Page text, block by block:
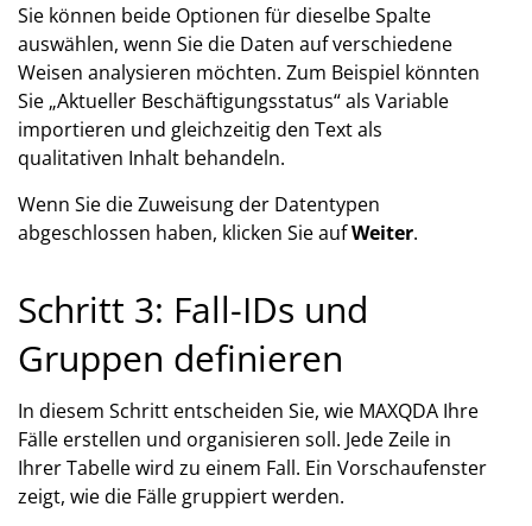
Sie können beide Optionen für dieselbe Spalte
auswählen, wenn Sie die Daten auf verschiedene
Weisen analysieren möchten. Zum Beispiel könnten
Sie „Aktueller Beschäftigungsstatus“ als Variable
importieren und gleichzeitig den Text als
qualitativen Inhalt behandeln.
Wenn Sie die Zuweisung der Datentypen
abgeschlossen haben, klicken Sie aufWeiter.
Schritt 3: Fall-IDs und
Gruppen definieren
In diesem Schritt entscheiden Sie, wie MAXQDA Ihre
Fälle erstellen und organisieren soll. Jede Zeile in
Ihrer Tabelle wird zu einem Fall. Ein Vorschaufenster
zeigt, wie die Fälle gruppiert werden.